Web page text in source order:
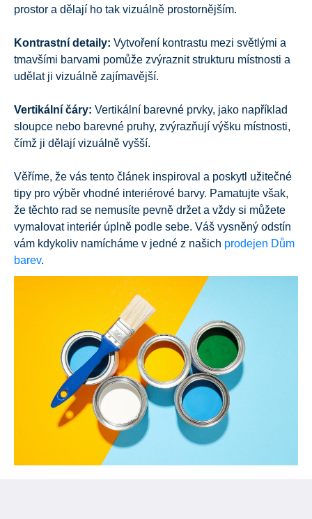
prostor a dělají ho tak vizuálně prostornějším.
Kontrastní detaily: Vytvoření kontrastu mezi světlými a
tmavšími barvami pomůže zvýraznit strukturu místnosti a
udělat ji vizuálně zajímavější.
Vertikální čáry: Vertikální barevné prvky, jako například
sloupce nebo barevné pruhy, zvýrazňují výšku místnosti,
čímž ji dělají vizuálně vyšší.
Věříme, že vás tento článek inspiroval a poskytl užitečné
tipy pro výběr vhodné interiérové barvy. Pamatujte však,
že těchto rad se nemusíte pevně držet a vždy si můžete
vymalovat interiér úplně podle sebe. Váš vysněný odstín
vám kdykoliv namícháme v jedné z našich prodejen Dům
barev.